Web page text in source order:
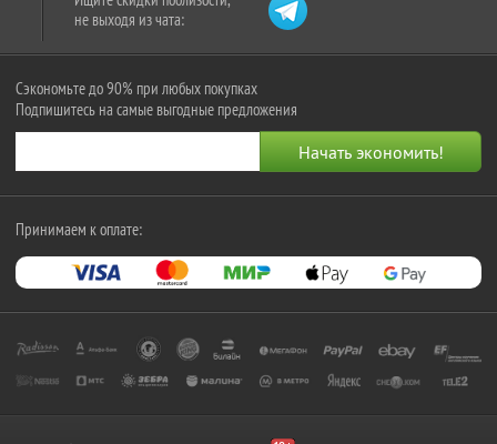
не выходя из чата:
Сэкономьте до 90% при любых покупках
Подпишитесь на самые выгодные предложения
Принимаем к оплате: